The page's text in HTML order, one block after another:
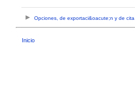
Opciones, de exportaci&oacute;n y de cita
Inicio